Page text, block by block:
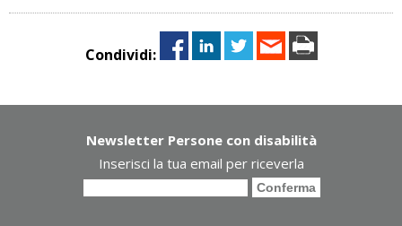
Condividi:
Newsletter Persone con disabilità
Inserisci la tua email per riceverla